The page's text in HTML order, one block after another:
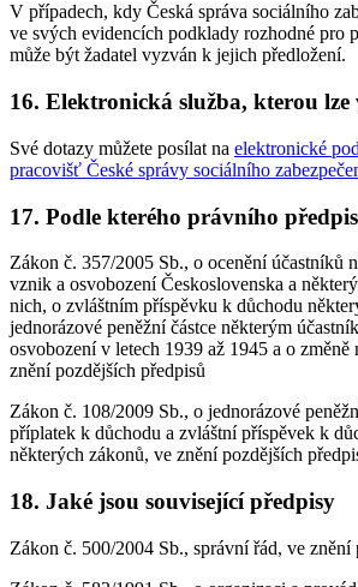
V případech, kdy Česká správa sociálního
ve svých evidencích podklady rozhodné pro
může být žadatel vyzván k jejich předložení.
16. Elektronická služba, kterou lze
Své dotazy můžete posílat na elektronické
pracovišť České správy sociálního
17. Podle kterého právního
Zákon č. 357/2005 Sb., o ocenění účastníků
vznik a osvobození Československa a
nich, o zvláštním příspěvku k důchodu
jednorázové peněžní částce některým
osvobození v letech 1939 až 1945 a o
znění pozdějších předpisů
Zákon č. 108/2009 Sb., o jednorázové
příplatek k důchodu a zvláštní příspěvek k
některých zákonů, ve znění pozdějších
18. Jaké jsou související předpisy
Zákon č. 500/2004 Sb., správní řád, ve znění